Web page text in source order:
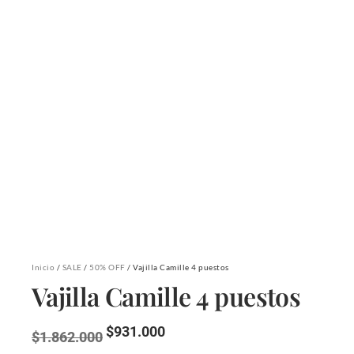
Inicio / SALE / 50% OFF / Vajilla Camille 4 puestos
Vajilla Camille 4 puestos
$1.862.000$931.000